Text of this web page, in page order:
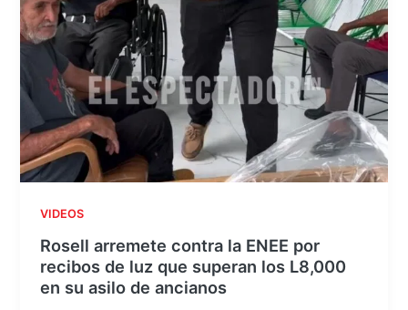
VIDEOS
Rosell arremete contra la ENEE por
recibos de luz que superan los L8,000
en su asilo de ancianos